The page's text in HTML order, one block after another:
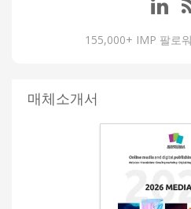
155,000+ IMP 팔로
매체소개서